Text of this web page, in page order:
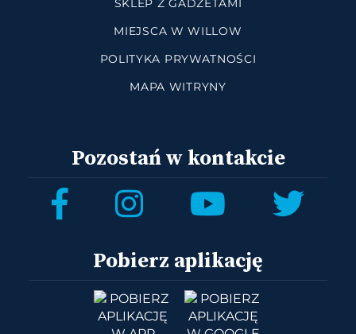
SKLEP Z GADŻETAMI
MIEJSCA W WILLOW
POLITYKA PRYWATNOŚCI
MAPA WITRYNY
Pozostań w kontakcie
Pobierz aplikację